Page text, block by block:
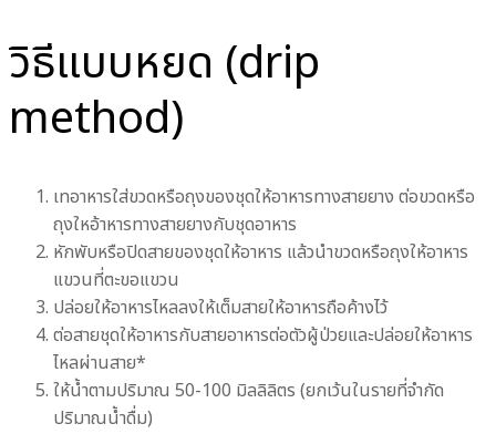
วิธีแบบหยด (drip
method)
เทอาหารใส่ขวดหรือถุงของชุดให้อาหารทางสายยาง ต่อขวดหรือ
ถุงใหอ้าหารทางสายยางกับชุดอาหาร
หักพับหรือปิดสายของชุดให้อาหาร แล้วนำขวดหรือถุงให้อาหาร
แขวนที่ตะขอแขวน
ปล่อยให้อาหารไหลลงให้เต็มสายให้อาหารถือค้างไว้
ต่อสายชุดให้อาหารกับสายอาหารต่อตัวผู้ป่วยและปล่อยให้อาหาร
ไหลผ่านสาย*
ให้น้ำตามปริมาณ 50-100 มิลลิลิตร (ยกเว้นในรายที่จำกัด
ปริมาณน้ำดื่ม)